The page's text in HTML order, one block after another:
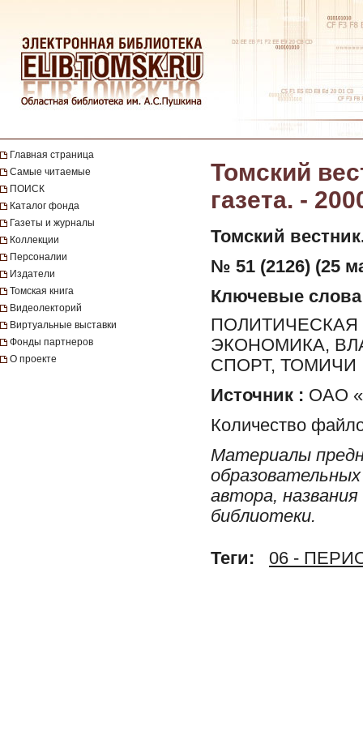
Главная страница
Самые читаемые
ПОИСК
Каталог фонда
Газеты и журналы
Коллекции
Персоналии
Издатели
Томская книга
Видеолекторий
Виртуальные выставки
Фонды партнеров
О проекте
Томский
газета. -
Томский
№ 51 (2126) (25
Ключевые слова
ЭКОНОМИКА,
СПОРТ, ТОМИЧИ
Источник : ОАО
Количество
Материалы
автора,
библиотеки.
Теги: 06 -